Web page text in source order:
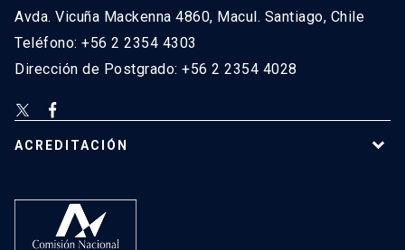
Avda. Vicuña Mackenna 4860, Macul. Santiago, Chile
Teléfono: +56 2 2354 4303
Dirección de Postgrado: +56 2 2354 4028
ACREDITACIÓN